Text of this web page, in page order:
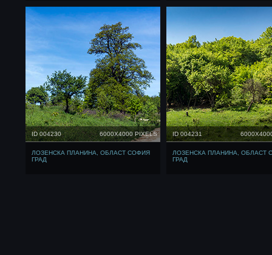
ID 004230 6000X4000 PIXELS
ЛОЗЕНСКА ПЛАНИНА, ОБЛАСТ СОФИЯ
ГРАД
ID 004231
ЛОЗЕНСКА ПЛАНИНА, ОБЛАСТ
ГРАД